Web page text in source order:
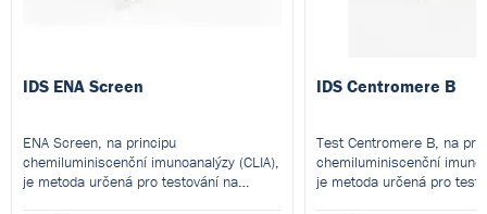
IDS ENA Screen
ENA Screen, na principu
chemiluminiscenční imunoanalýzy (CLIA),
je metoda určená pro testování na
IDS Centromere B
Test Centromere B, na
chemiluminiscenční
je metoda určená pro